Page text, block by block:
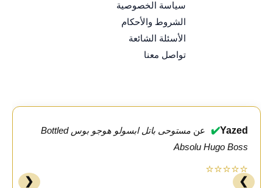
سياسة الخصوصية
الشروط والأحكام
الأسئلة الشائعة
تواصل معنا
Yazed
✔️ عن
مستوحى باتل ابسولو هوجو بوس Bottled
Absolu Hugo Boss
⭐⭐⭐⭐⭐
❮ ❯